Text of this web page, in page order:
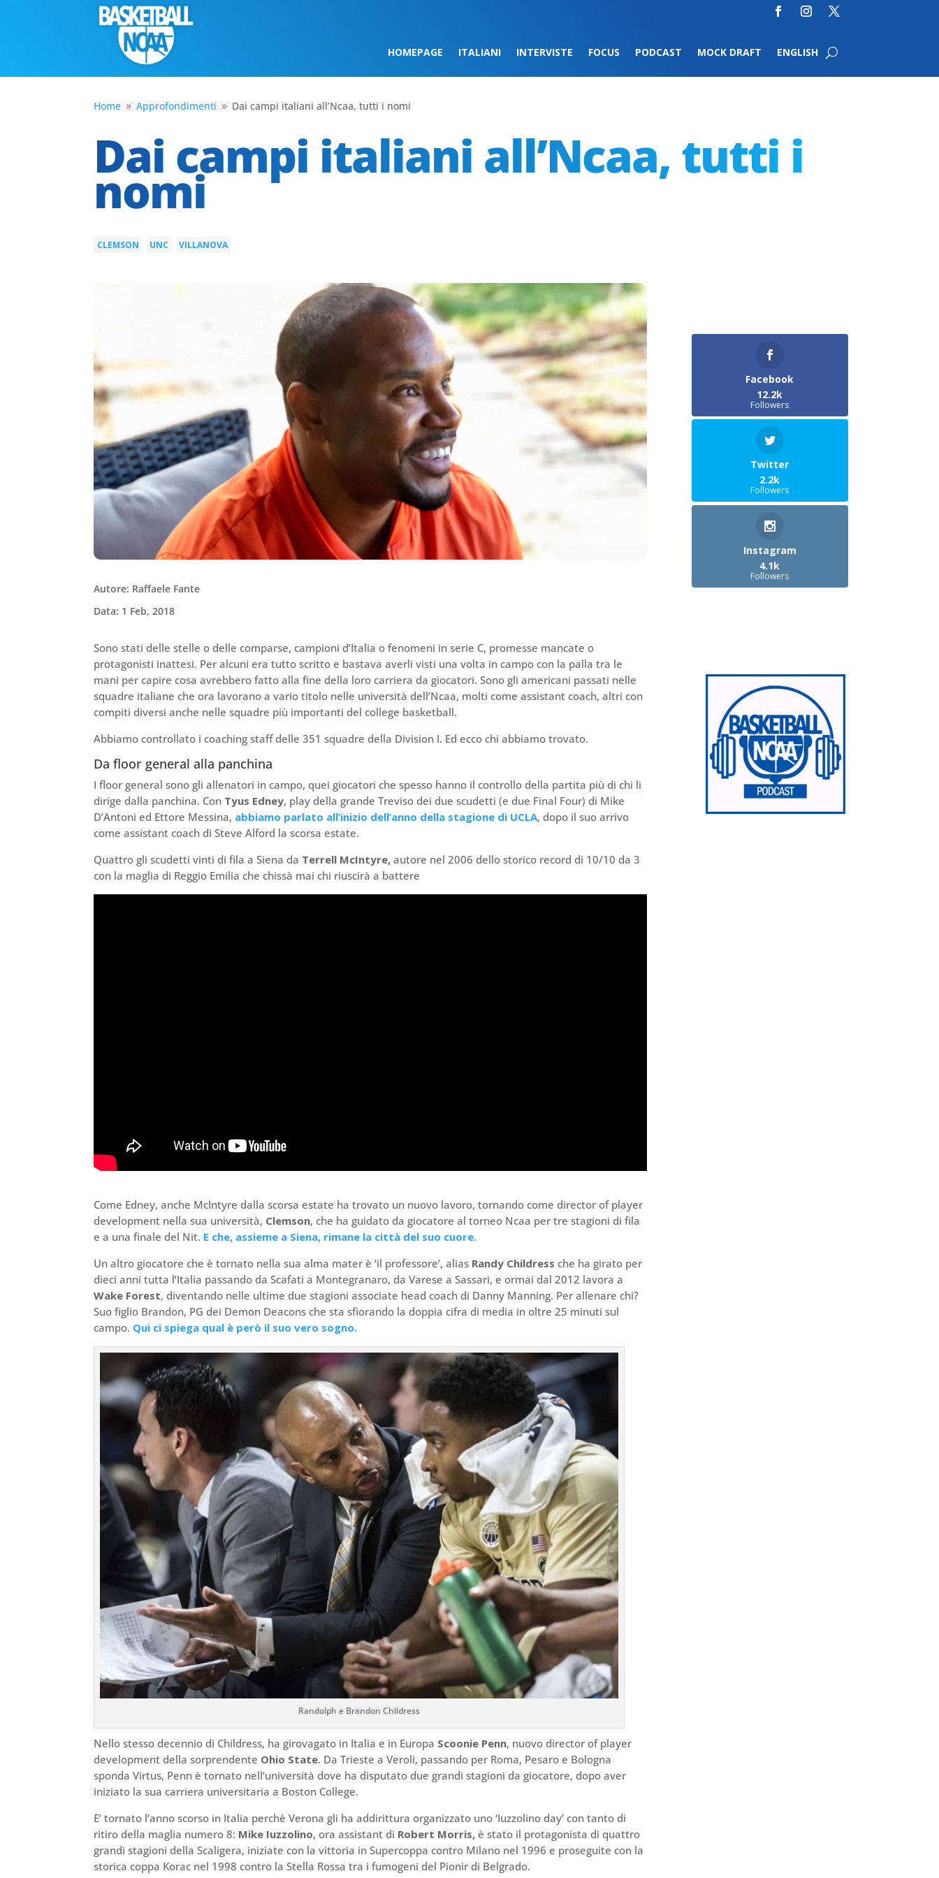
HOMEPAGE ITALIANI INTERVISTE FOCUS PODCAST MOCK DRAFT ENGLISH
Home 9 Approfondimenti 9 Dai campi italiani all’Ncaa, tutti i nomi
Dai campi italiani all’Ncaa, tutti i
nomi
CLEMSON UNC VILLANOVA
Autore: Raffaele Fante
Data: 1 Feb, 2018
Sono stati delle stelle o delle comparse, campioni d’Italia o fenomeni in serie C, promesse mancate o
protagonisti inattesi. Per alcuni era tutto scritto e bastava averli visti una volta in campo con la palla tra le
mani per capire cosa avrebbero fatto alla fine della loro carriera da giocatori. Sono gli americani passati nelle
squadre italiane che ora lavorano a vario titolo nelle università dell’Ncaa, molti come assistant coach, altri con
compiti diversi anche nelle squadre più importanti del college basketball.
Abbiamo controllato i coaching staff delle 351 squadre della Division I. Ed ecco chi abbiamo trovato.
Da floor general alla panchina
I floor general sono gli allenatori in campo, quei giocatori che spesso hanno il controllo della partita più di chi li
dirige dalla panchina. Con Tyus Edney, play della grande Treviso dei due scudetti (e due Final Four) di Mike
D’Antoni ed Ettore Messina, abbiamo parlato all’inizio dell’anno della stagione di UCLA, dopo il suo arrivo
come assistant coach di Steve Alford la scorsa estate.
Quattro gli scudetti vinti di fila a Siena da Terrell McIntyre,autore nel 2006 dello storico record di 10/10 da 3
con la maglia di Reggio Emilia che chissà mai chi riuscirà a battere
Come Edney, anche McIntyre dalla scorsa estate ha trovato un nuovo lavoro, tornando come director of player
development nella sua università, Clemson, che ha guidato da giocatore al torneo Ncaa per tre stagioni di fila
e a una finale del Nit. E che, assieme a Siena, rimane la città del suo cuore.
Un altro giocatore che è tornato nella sua alma mater è ‘il professore’, alias Randy Childress che ha girato per
dieci anni tutta l’Italia passando da Scafati a Montegranaro, da Varese a Sassari, e ormai dal 2012 lavora a
Wake Forest, diventando nelle ultime due stagioni associate head coach di Danny Manning. Per allenare chi?
Suo figlio Brandon, PG dei Demon Deacons che sta sfiorando la doppia cifra di media in oltre 25 minuti sul
campo. Qui ci spiega qual è però il suo vero sogno.
Randolph e Brandon Childress
Nello stesso decennio di Childress, ha girovagato in Italia e in Europa Scoonie Penn, nuovo director of player
development della sorprendente Ohio State. Da Trieste a Veroli, passando per Roma, Pesaro e Bologna
sponda Virtus, Penn è tornato nell’università dove ha disputato due grandi stagioni da giocatore, dopo aver
iniziato la sua carriera universitaria a Boston College.
E’ tornato l’anno scorso in Italia perchè Verona gli ha addirittura organizzato uno ‘Iuzzolino day’ con tanto di
ritiro della maglia numero 8: Mike Iuzzolino, ora assistant di Robert Morris, è stato il protagonista di quattro
grandi stagioni della Scaligera, iniziate con la vittoria in Supercoppa contro Milano nel 1996 e proseguite con la
storica coppa Korac nel 1998 contro la Stella Rossa tra i fumogeni del Pionir di Belgrado.
Facebook
12.2k
Followers
Twitter
2.2k
Followers
Instagram
4.1k
Followers